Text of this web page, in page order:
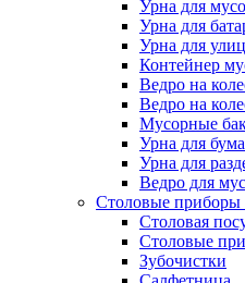
Урна для
Урна для
Урна для
Контейнер
Ведро на
Ведро на
Мусорные
Урна для
Урна для
Ведро для
Столовые приборы
Столовая
Столовые
Зубочистки